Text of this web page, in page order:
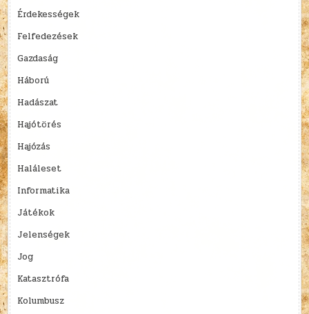
Érdekességek
Felfedezések
Gazdaság
Háború
Hadászat
Hajótörés
Hajózás
Haláleset
Informatika
Játékok
Jelenségek
Jog
Katasztrófa
Kolumbusz